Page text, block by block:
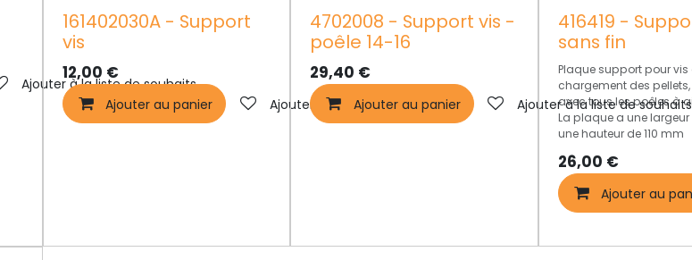
Ajouter à la liste de souhaits
161402030A - Support
vis
12,00 €
Ajouter au panier Ajouter à la liste de souhaits
4702008 - Support vis -
poêle 14-16
29,40 €
Ajouter au panier Ajouter à la liste de souhaits
416419 -
sans fin
Plaque support pour vis
chargement des
avec tous les poêles à
La plaque a une largeur
une hauteur de 110 mm
26,00 €
Ajouter au